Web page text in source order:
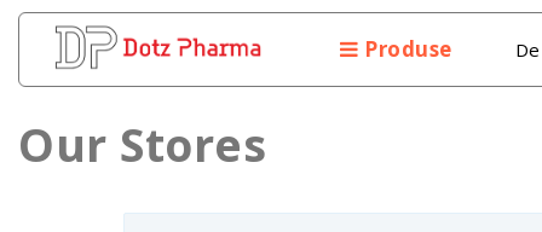
Produse
Our Stores